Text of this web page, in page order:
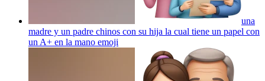
una
madre y un padre chinos con su hija la cual tiene un papel con
un A+ en la mano emoji